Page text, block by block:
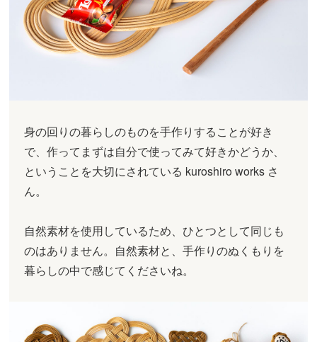
身の回りの暮らしのものを手作りすることが好き
で、作ってまずは自分で使ってみて好きかどうか、
ということを大切にされている kuroshiro works さ
ん。
自然素材を使用しているため、ひとつとして同じも
のはありません。自然素材と、手作りのぬくもりを
暮らしの中で感じてくださいね。